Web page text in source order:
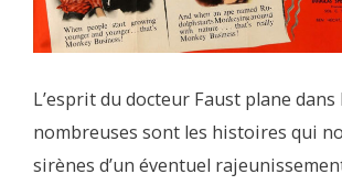
L’esprit du docteur Faust plane dans
nombreuses sont les histoires qui
sirènes d’un éventuel